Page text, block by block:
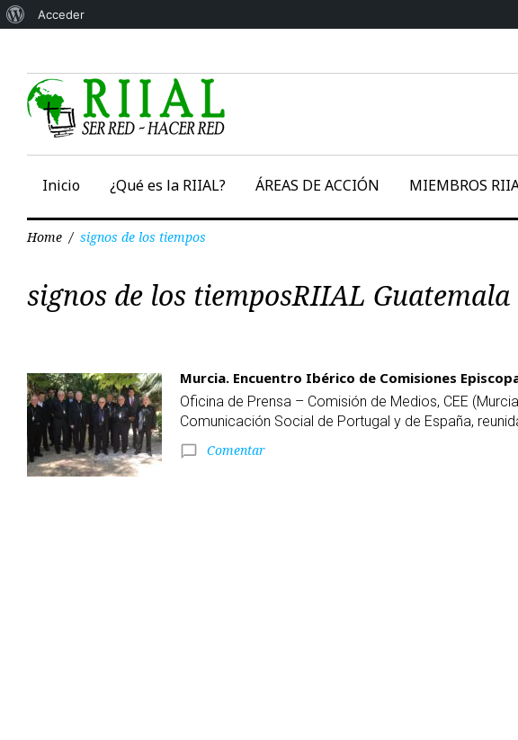
content
Inicio ¿Qué es la RIIAL? ÁREAS DE ACCIÓN MIEMBROS
Home / signos de los tiempos
Etiqueta:
de
los
tiempos
signos de los tiemposRIIAL Guatemala
Murcia. Encuentro Ibérico de Comisiones
Oficina de Prensa – Comisión de Medios, CEE
Comunicación Social de Portugal y de España,
chat_bubble_outline Comentar
Acerca
WordPress
Acceder